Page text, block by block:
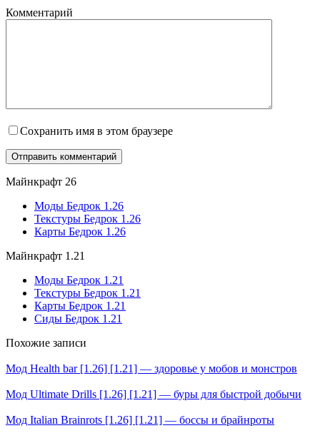
Комментарий
Сохранить имя в этом браузере
Майнкрафт 26
Моды Бедрок 1.26
Текстуры Бедрок 1.26
Карты Бедрок 1.26
Майнкрафт 1.21
Моды Бедрок 1.21
Текстуры Бедрок 1.21
Карты Бедрок 1.21
Сиды Бедрок 1.21
Похожие записи
Мод Health bar [1.26] [1.21] — здоровье у мобов и монстров
Мод Ultimate Drills [1.26] [1.21] — буры для быстрой добычи
Мод Italian Brainrots [1.26] [1.21] — боссы и брайнроты